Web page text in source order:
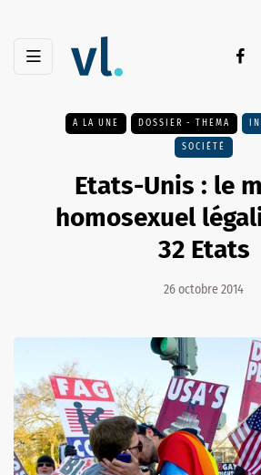
A LA UNE DOSSIER - THEMA
SOCIÉTÉ
Etats-Unis : le
homosexuel
32 Etats
26 octobre 2014